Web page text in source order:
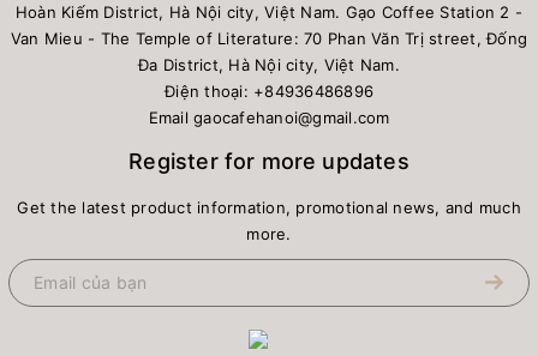
Hoàn Kiếm District, Hà Nội city, Việt Nam. Gạo Coffee Station 2 -
Van Mieu - The Temple of Literature: 70 Phan Văn Trị street, Đống
Đa District, Hà Nội city, Việt Nam.
Điện thoại: +84936486896
Email gaocafehanoi@gmail.com
Register for more updates
Get the latest product information, promotional news, and much
more.